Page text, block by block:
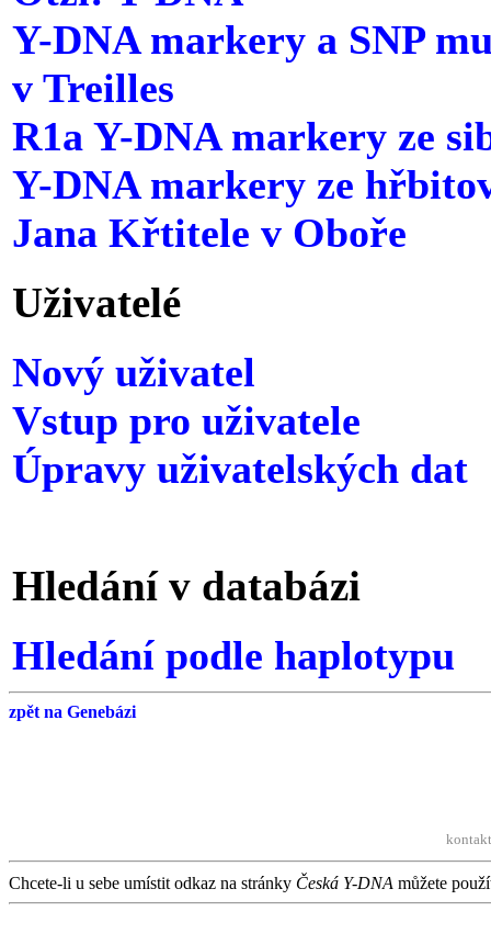
Y-DNA markery a SNP
v Treilles
R1a Y-DNA markery ze
Y-DNA markery ze
Jana Křtitele v Oboře
Uživatelé
Nový uživatel
Vstup pro uživatele
Úpravy uživatelských dat
Hledání v databázi
Hledání podle haplotypu
zpět na Genebázi
Chcete-li u sebe umístit odkaz na stránky Česká Y-DNA můžete